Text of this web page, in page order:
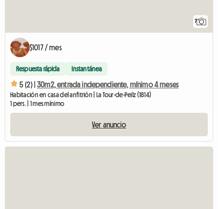
7
$1017 / mes
Respuesta rápida Instantánea
5 (2) | 30m2, entrada independiente, mínimo 4 meses
Habitación en casa del anfitrión | La Tour-de-Peilz (1814)
1 pers. | 1 mes mínimo
Ver anuncio